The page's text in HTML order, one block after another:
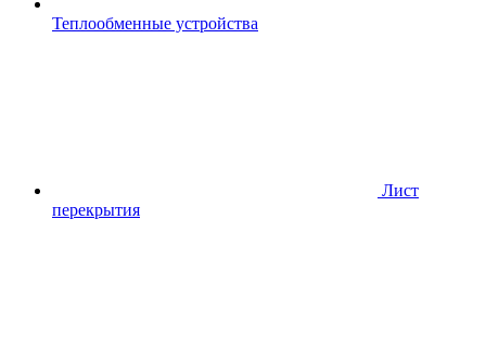
Теплообменные устройства
Лист
перекрытия